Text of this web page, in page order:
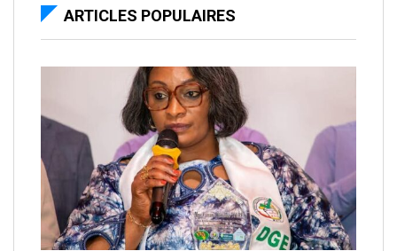
ARTICLES POPULAIRES